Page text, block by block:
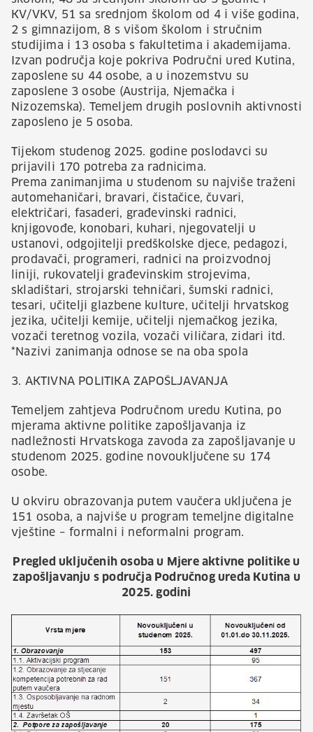
KV/VKV, 51 sa srednjom školom od 4 i više godina,
2 s gimnazijom, 8 s višom školom i stručnim
studijima i 13 osoba s fakultetima i akademijama.
Izvan područja koje pokriva Područni ured Kutina,
zaposlene su 44 osobe, a u inozemstvu su
zaposlene 3 osobe (Austrija, Njemačka i
Nizozemska). Temeljem drugih poslovnih aktivnosti
zaposleno je 5 osoba.
Tijekom studenog 2025. godine poslodavci su
prijavili 170 potreba za radnicima.
Prema zanimanjima u studenom su najviše traženi
automehaničari, bravari, čistačice, čuvari,
električari, fasaderi, građevinski radnici,
knjigovođe, konobari, kuhari, njegovatelji u
ustanovi, odgojitelji predškolske djece, pedagozi,
prodavači, programeri, radnici na proizvodnoj
liniji, rukovatelji građevinskim strojevima,
skladištari, strojarski tehničari, šumski radnici,
tesari, učitelji glazbene kulture, učitelji hrvatskog
jezika, učitelji kemije, učitelji njemačkog jezika,
vozači teretnog vozila, vozači viličara, zidari itd.
*Nazivi zanimanja odnose se na oba spola
3. AKTIVNA POLITIKA ZAPOŠLJAVANJA
Temeljem zahtjeva Područnom uredu Kutina, po
mjerama aktivne politike zapošljavanja iz
nadležnosti Hrvatskoga zavoda za zapošljavanje u
studenom 2025. godine novouključene su 174
osobe.
U okviru obrazovanja putem vaučera uključena je
151 osoba, a najviše u program temeljne digitalne
vještine – formalni i neformalni program.
Pregled uključenih osoba u Mjere aktivne politike u
zapošljavanju s područja Područnog ureda Kutina u
2025. godini